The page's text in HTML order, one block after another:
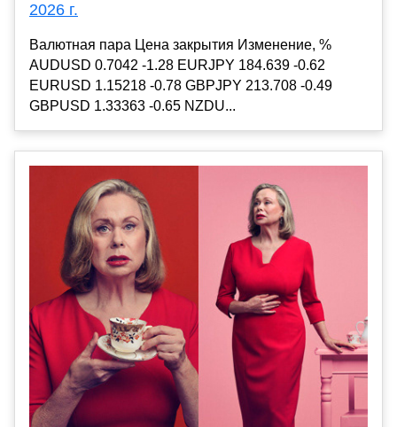
2026 г.
Валютная пара Цена закрытия Изменение, %
AUDUSD 0.7042 -1.28 EURJPY 184.639 -0.62
EURUSD 1.15218 -0.78 GBPJPY 213.708 -0.49
GBPUSD 1.33363 -0.65 NZDU...